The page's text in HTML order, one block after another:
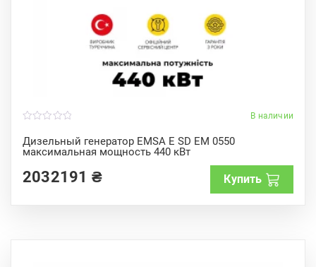
В наличии
Дизельный генератор EMSA E SD EM 0550
максимальная мощность 440 кВт
o
u
t
f
5
2032191 ₴ Купить